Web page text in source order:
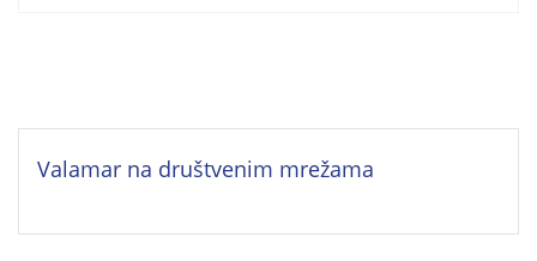
Valamar na društvenim mrežama